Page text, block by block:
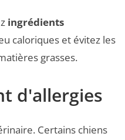
ingrédients
caloriques et évitez les
grasses.
d'allergies
Certains chiens